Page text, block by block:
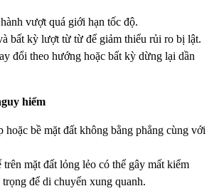
vượt quá giới hạn tốc độ.
bất kỳ lượt từ từ để giảm thiểu rủi ro bị lật.
đổi theo hướng hoặc bất kỳ dừng lại dần
hiểm
hoặc bề mặt đất không bằng phẳng cùng với
trên mặt đất lỏng lẻo có thể gây mất kiểm
để di chuyển xung quanh.